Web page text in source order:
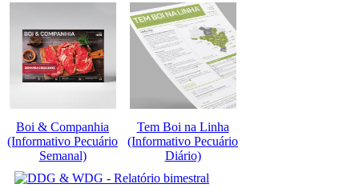
Boi & Companhia
(Informativo Pecuário
Semanal)
Tem Boi na Linha
(Informativo Pecuário
Diário)